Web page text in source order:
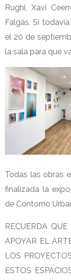
Rughi, Xavi
Falgàs. Si
el 20 de
la sala para que
Todas las obras
finalizada la
de Contorno
RECUERDA
APOYAR EL
LOS
ESTOS